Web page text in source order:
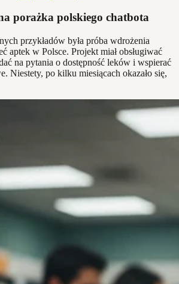
porażka polskiego chatbota
przykładów była próba wdrożenia
aptek w Polsce. Projekt miał obsługiwać
na pytania o dostępność leków i wspierać
Niestety, po kilku miesiącach okazało się,